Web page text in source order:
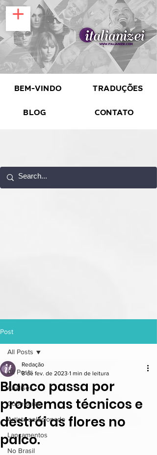
Bem-vindo Traduções
Blog Contato
Post
All Posts
Análises
Coberturas
Artista selecionado
Lançamentos
No Brasil
All Posts
Blanco passa por
problemas técnicos e
destrói as flores no
palco.
Redação
8 de fev. de 2023 1 min de leitura